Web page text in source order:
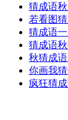
猜成语
若看图
猜成语
猜成语
秋猜成
你画我
疯狂猜